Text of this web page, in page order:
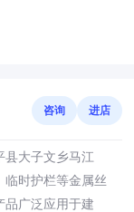
咨询 进店
县大子文乡马江
临时护栏等金属丝
品广泛应用于建